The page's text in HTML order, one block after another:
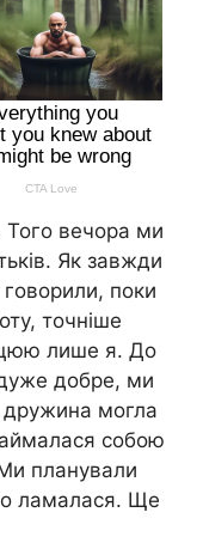
вечора ми
Як завжди
говорили, поки
точніше
лише я. До
добре, ми
дружина могла
собою
планували
ламалася. Ще